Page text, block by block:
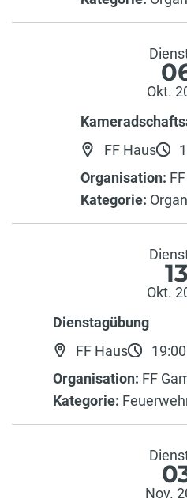
Okt.
FF Haus
Organisation:
Kategorie:
13
Okt.
Dienstagübung
FF Haus
Organisation: FF
Kategorie:
Nov.